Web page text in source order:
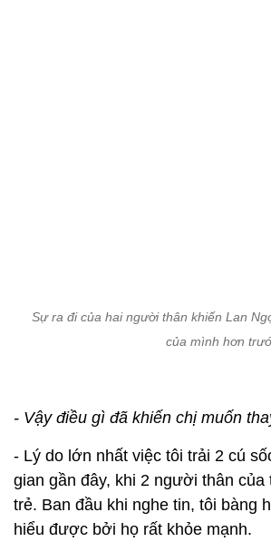
Sự ra đi của hai người thân khiến Lan
của mình hơn
- Vậy điều gì đã khiến chị muốn
- Lý do lớn nhất việc tôi trải 2 cú
gian gần đây, khi 2 người thân của
trẻ. Ban đầu khi nghe tin, tôi bàng
hiểu được bởi họ rất khỏe mạnh.